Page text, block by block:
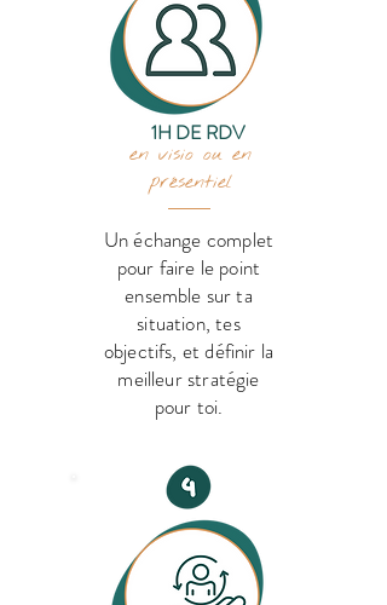
en visio ou en
présentiel
1H DE RDV
Un échange complet
pour faire le point
ensemble sur ta
situation, tes
objectifs, et définir la
meilleur stratégie
pour toi.